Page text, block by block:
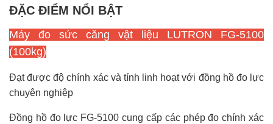
ĐẶC ĐIỂM NỔI BẬT
Máy đo sức căng vật liệu LUTRON FG-5100
(100kg)
Đạt được độ chính xác và tính linh hoạt với đồng hồ đo lực
chuyên nghiệp
Đồng hồ đo lực FG-5100 cung cấp các phép đo chính xác